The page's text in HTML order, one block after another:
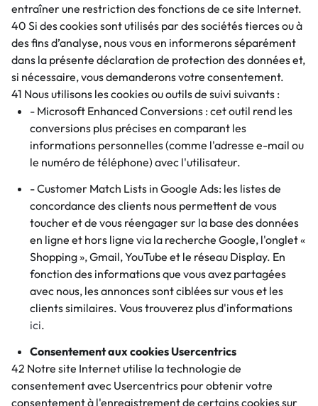
entraîner une restriction des fonctions de ce site Internet.
40 Si des cookies sont utilisés par des sociétés tierces ou à
des fins d’analyse, nous vous en informerons séparément
dans la présente déclaration de protection des données et,
si nécessaire, vous demanderons votre consentement.
41 Nous utilisons les cookies ou outils de suivi suivants :
- Microsoft Enhanced Conversions : cet outil rend les
conversions plus précises en comparant les
informations personnelles (comme l'adresse e-mail ou
le numéro de téléphone) avec l'utilisateur.
- Customer Match Lists in Google Ads: les listes de
concordance des clients nous permettent de vous
toucher et de vous réengager sur la base des données
en ligne et hors ligne via la recherche Google, l'onglet «
Shopping », Gmail, YouTube et le réseau Display. En
fonction des informations que vous avez partagées
avec nous, les annonces sont ciblées sur vous et les
clients similaires. Vous trouverez plus d'informations
ici.
Consentement aux cookies Usercentrics
42 Notre site Internet utilise la technologie de
consentement avec Usercentrics pour obtenir votre
consentement à l'enregistrement de certains cookies sur